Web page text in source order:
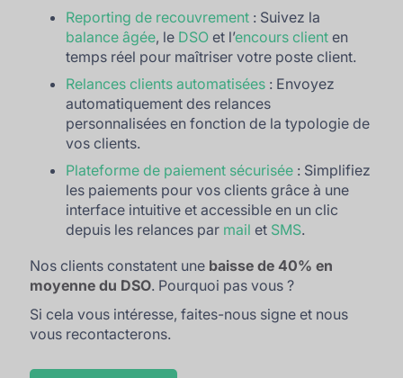
Reporting de recouvrement : Suivez la
balance âgée, le DSO et l’encours client en
temps réel pour maîtriser votre poste client.
Relances clients automatisées : Envoyez
automatiquement des relances
personnalisées en fonction de la typologie de
vos clients.
Plateforme de paiement sécurisée : Simplifiez
les paiements pour vos clients grâce à une
interface intuitive et accessible en un clic
depuis les relances par mail et SMS.
Nos clients constatent une baisse de 40% en
moyenne du DSO. Pourquoi pas vous ?
Si cela vous intéresse, faites-nous signe et nous
vous recontacterons.